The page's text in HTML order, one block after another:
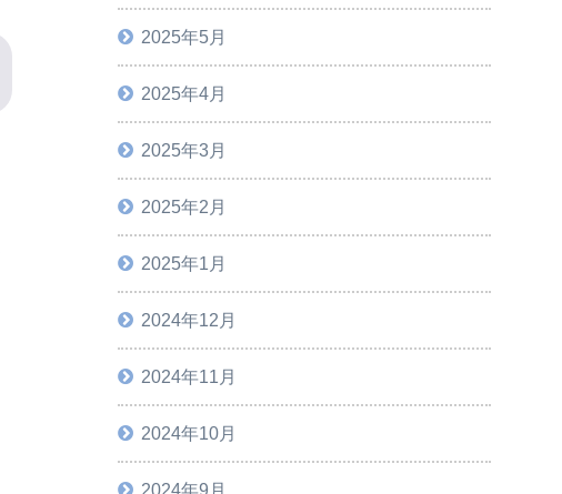
2025年5月
2025年4月
2025年3月
2025年2月
2025年1月
2024年12月
2024年11月
2024年10月
2024年9月